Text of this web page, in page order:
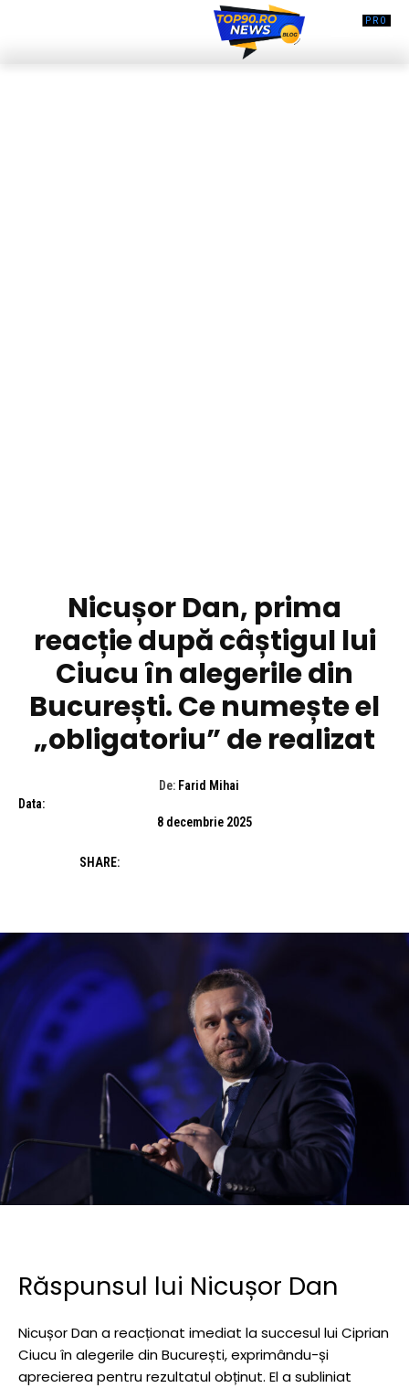
Nicușor Dan, prima
reacție după câștigul lui
Ciucu în alegerile din
București. Ce numește el
„obligatoriu” de realizat
De: Farid Mihai
Data:
8 decembrie 2025
SHARE:
Răspunsul lui Nicușor Dan
Nicușor Dan a reacționat imediat la succesul lui Ciprian
Ciucu în alegerile din București, exprimându-și
aprecierea pentru rezultatul obținut. El a subliniat